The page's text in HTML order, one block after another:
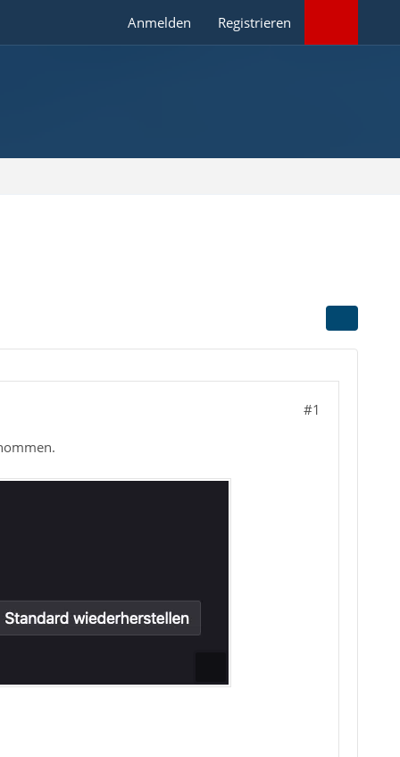
Anmelden Registrieren
#1